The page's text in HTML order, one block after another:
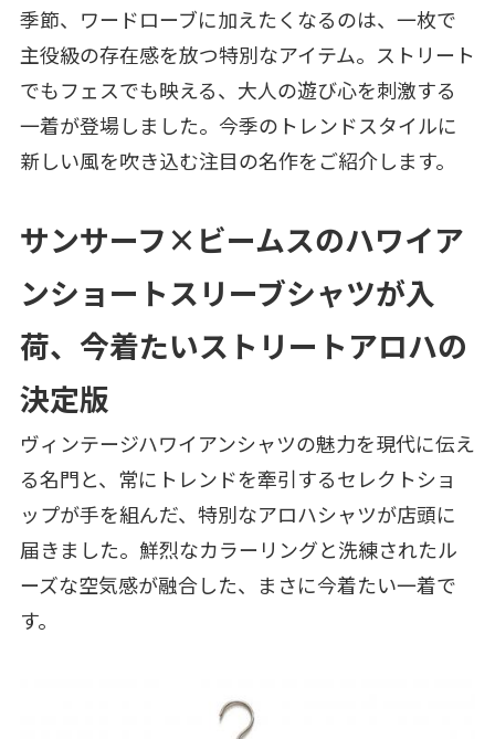
季節、ワードローブに加えたくなるのは、一枚で
主役級の存在感を放つ特別なアイテム。ストリート
でもフェスでも映える、大人の遊び心を刺激する
一着が登場しました。今季のトレンドスタイルに
新しい風を吹き込む注目の名作をご紹介します。
サンサーフ×ビームスのハワイア
ンショートスリーブシャツが入
荷、今着たいストリートアロハの
決定版
ヴィンテージハワイアンシャツの魅力を現代に伝え
る名門と、常にトレンドを牽引するセレクトショ
ップが手を組んだ、特別なアロハシャツが店頭に
届きました。鮮烈なカラーリングと洗練されたル
ーズな空気感が融合した、まさに今着たい一着で
す。